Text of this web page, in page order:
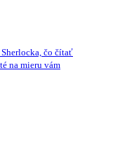
Sherlocka, čo čítať
na mieru vám